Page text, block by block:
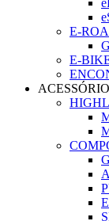
E-
E-